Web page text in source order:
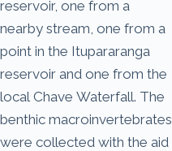
reservoir, one from a
nearby stream, one from a
point in the Itupararanga
reservoir and one from the
local Chave Waterfall. The
benthic macroinvertebrates
were collected with the aid